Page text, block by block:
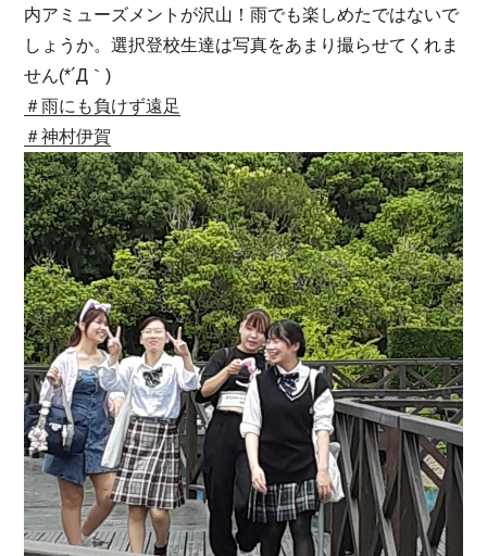
内アミューズメントが沢山！雨でも楽しめたではないで
しょうか。選択登校生達は写真をあまり撮らせてくれま
せん(*´Д｀)
＃雨にも負けず遠足
＃神村伊賀